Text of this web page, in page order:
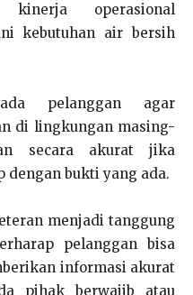
kinerja operasional
kebutuhan air bersih
pelanggan agar
di lingkungan masing-
secara akurat jika
dengan bukti yang ada.
menjadi tanggung
pelanggan bisa
informasi akurat
pihak berwajib atau